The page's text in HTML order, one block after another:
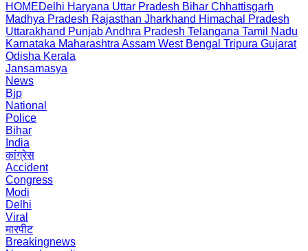
HOMEDelhi Haryana Uttar Pradesh Bihar Chhattisgarh
Madhya Pradesh Rajasthan Jharkhand Himachal Pradesh
Uttarakhand PunjabAndhra Pradesh Telangana Tamil Nadu
Karnataka Maharashtra Assam West Bengal Tripura Gujarat
Odisha Kerala
Jansamasya
News
Bjp
National
Police
Bihar
India
कांग्रेस
Accident
Congress
Modi
Delhi
Viral
मारपीट
Breakingnews